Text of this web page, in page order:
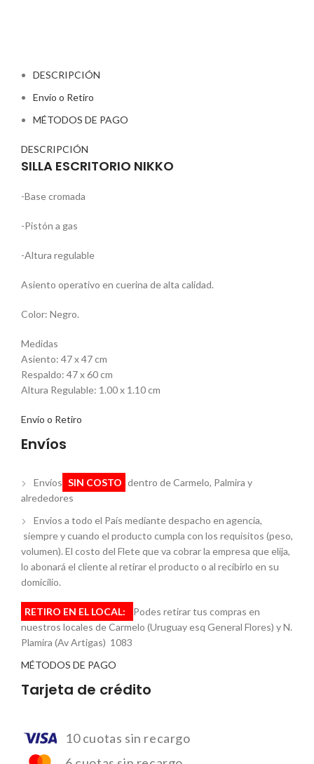
DESCRIPCIÓN
Envío o Retiro
MÉTODOS DE PAGO
DESCRIPCIÓN
SILLA ESCRITORIO NIKKO
-Base cromada
-Pistón a gas
-Altura regulable
Asiento operativo en cuerina de alta calidad.
Color: Negro.
Medidas
Asiento: 47 x 47 cm
Respaldo: 47 x 60 cm
Altura Regulable: 1.00 x 1.10 cm
Envío o Retiro
Envíos
Envíos SIN COSTO dentro de Carmelo, Palmira y
alrededores
Envios a todo el País mediante despacho en agencia,
siempre y cuando el producto cumpla con los requisitos (peso,
volumen). El costo del Flete que va cobrar la empresa que elija,
lo abonará el cliente al retirar el producto o al recibirlo en su
domicilio.
RETIRO EN EL LOCAL:
Podes retirar tus compras en
nuestros locales de Carmelo (Uruguay esq General Flores) y N.
Plamira (Av Artigas) 1083
MÉTODOS DE PAGO
Tarjeta de crédito
10 cuotas sin recargo